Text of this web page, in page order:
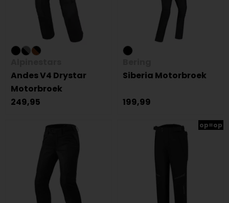
Andes V4 Drystar
Motorbroek
249,95
Siberia Motorbroek
199,99
op=op